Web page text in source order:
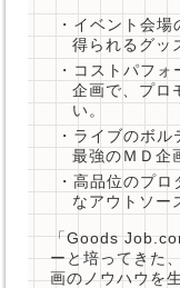
・イベント会
得られるグッ
・コストパフ
企画で、プロ
い。
・ライブのボル
最強のＭＤ企
・高品位のプ
なアウトソー
「Goods
ーと培ってきた
画のノウハウを